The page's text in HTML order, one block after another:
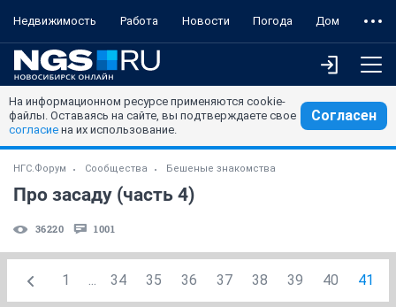
Недвижимость Работа Новости Погода Дом
На информационном ресурсе применяются cookie-
файлы. Оставаясь на сайте, вы подтверждаете свое
согласие на их использование.
Согласен
НГС.Форум Сообщества Бешеные знакомства
Про засаду (часть 4)
36220 1001
1 ... 34 35 36 37 38 39 40 41